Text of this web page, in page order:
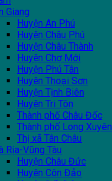
Giang
Huyện An Phú
Huyện Châu Phú
Huyện Châu Thành
Huyện Chợ Mới
Huyện Phú Tân
Huyện Thoại Sơn
Huyện Tịnh Biên
Huyện Tri Tôn
Thành phố Châu Đốc
Thành phố Long Xuyên
Thị xã Tân Châu
Rịa-Vũng Tàu
Huyện Châu Đức
Huyện Côn Đảo